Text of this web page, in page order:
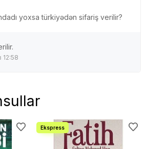
yoxsa türkiyədən sifariş verilir?
12:58